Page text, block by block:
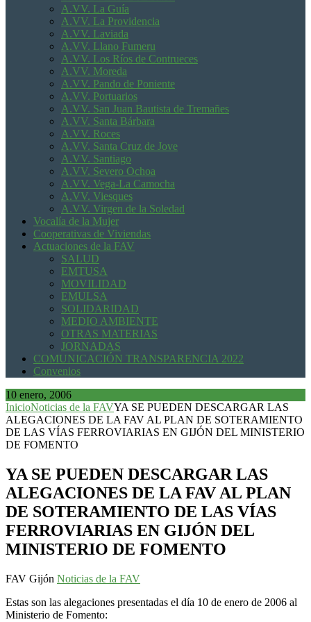
A.VV. La Guía
A.VV. La Providencia
A.VV. Laviada
A.VV. Llano Fumeru
A.VV. Los Ríos de Contrueces
A.VV. Moreda
A.VV. Pando de Poniente
A.VV. Portuarios
A.VV. San Juan Bautista de Tremañes
A.VV. Santa Bárbara
A.VV. Roces
A.VV. Santa Cruz de Jove
A.VV. Santiago
A.VV. Severo Ochoa
A.VV. Vega-La Camocha
A.VV. Viesques
A.VV. Virgen de la Soledad
Vocalía de la Mujer
Cooperativas de Viviendas
Actuaciones de la FAV
SALUD
EMTUSA
MOVILIDAD
EMULSA
SOLIDARIDAD
MEDIO AMBIENTE
OTRAS MATERIAS
JORNADAS
COMUNICACIÓN TRANSPARENCIA 2022
Convenios
10 enero, 2006
InicioNoticias de la FAVYA SE PUEDEN DESCARGAR LAS
ALEGACIONES DE LA FAV AL PLAN DE SOTERAMIENTO
DE LAS VÍAS FERROVIARIAS EN GIJÓN DEL MINISTERIO
DE FOMENTO
YA SE PUEDEN DESCARGAR LAS
ALEGACIONES DE LA FAV AL PLAN
DE SOTERAMIENTO DE LAS VÍAS
FERROVIARIAS EN GIJÓN DEL
MINISTERIO DE FOMENTO
FAV Gijón Noticias de la FAV
Estas son las alegaciones presentadas el día 10 de enero de 2006 al
Ministerio de Fomento: